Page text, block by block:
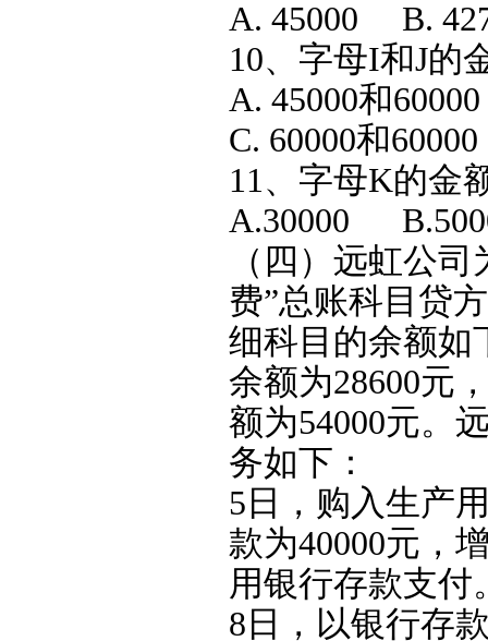
A. 45000 B.
10、字母I和J
A. 45000和
C. 60000和
11、字母K的金
A.30000
（四）远虹公
费”总账科目贷
细科目的余额如
余额为28600元
额为54000元。
务如下：
5日，购入生产
款为40000元，
用银行存款支付
8日，以银行存